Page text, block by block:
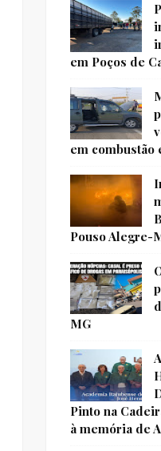
em Poços de
em combustão
Pouso Alegre-
MG
Pinto na
à memória de